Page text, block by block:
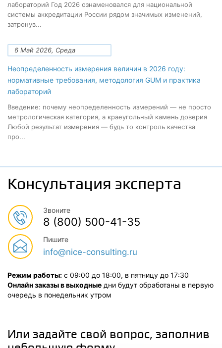
лабораторий Год 2026 ознаменовался для национальной
системы аккредитации России рядом значимых изменений,
затронув...
6 Май 2026, Среда
Неопределенность измерения величин в 2026 году:
нормативные требования, методология GUM и практика
лабораторий
Введение: почему неопределенность измерений — не просто
метрологическая категория, а краеугольный камень доверия
Любой результат измерения — будь то контроль качества
про...
Консультация эксперта
Звоните
8 (800) 500-41-35
Пишите
info@nice-consulting.ru
Режим работы: с 09:00 до 18:00, в пятницу до 17:30
Онлайн заказы в выходные дни будут обработаны в первую
очередь в понедельник утром
Или задайте свой вопрос, заполнив